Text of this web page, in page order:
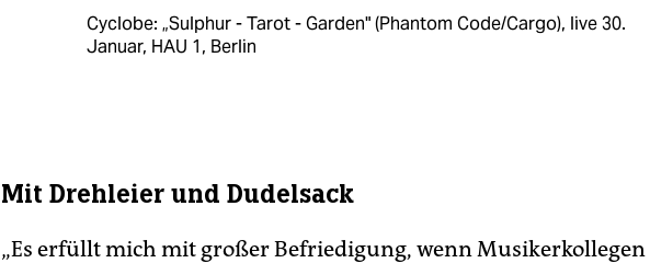
Cyclobe: „Sulphur - Tarot - Garden" (Phantom Code/Cargo), live 30.
Januar, HAU 1, Berlin
Mit Drehleier und Dudelsack
„Es erfüllt mich mit großer Befriedigung, wenn Musikerkollegen